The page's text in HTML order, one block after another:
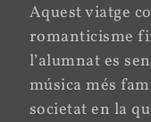
Aquest viatge
romanticisme
l’alumnat es
música més
societat en la